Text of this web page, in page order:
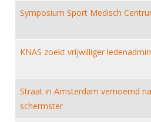
Handleiding
Organisatie
Commissies
Leden van Verdiensten
Vacatures
Ranglijsten
Inschrijven
Materiaal
Schermpaspoort
DBT
Atletencommissie
Brassardsysteem
Voor coaches en leraren
Nationale opleidingen
Nieuws
NK organiseren
Symposium Sport Medisch
KNAS zoekt vrijwilliger
Straat in Amsterdam vernoemd
schermster